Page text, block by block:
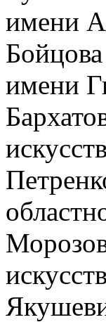
имени
имени